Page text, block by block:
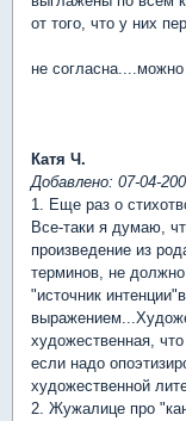
от того, что у них
не
Катя Ч.
Добавлено: 07-04-
1. Еще раз о
Все-таки я думаю,
произведение из
терминов, не
"источник
художественная,
если надо
художественной
2. Жужалице про